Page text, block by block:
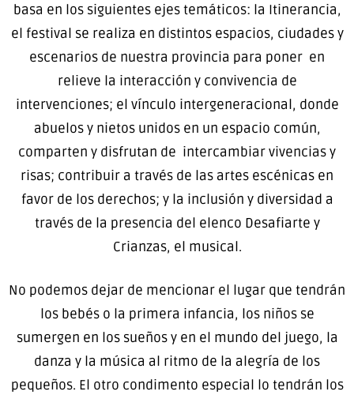
basa en los siguientes ejes temáticos: la Itinerancia,
el festival se realiza en distintos espacios, ciudades y
escenarios de nuestra provincia para poner en
relieve la interacción y convivencia de
intervenciones; el vínculo intergeneracional, donde
abuelos y nietos unidos en un espacio común,
comparten y disfrutan de intercambiar vivencias y
risas; contribuir a través de las artes escénicas en
favor de los derechos; y la inclusión y diversidad a
través de la presencia del elenco Desafiarte y
Crianzas, el musical.
No podemos dejar de mencionar el lugar que tendrán
los bebés o la primera infancia, los niños se
sumergen en los sueños y en el mundo del juego, la
danza y la música al ritmo de la alegría de los
pequeños. El otro condimento especial lo tendrán los